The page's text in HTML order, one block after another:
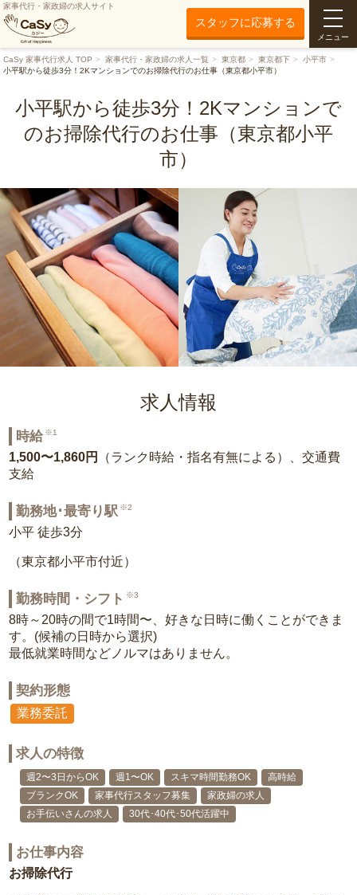
家事代行・家政婦の求人サイト
スタッフに応募する
メニュー
CaSy 家事代行求人 TOP 家事代行・家政婦の求人一覧 東京都 東京都下
小平市
小平駅から徒歩3分！2Kマンションでのお掃除代行のお仕事（東京都小平市）
小平駅から徒歩3分！2Kマンションで
のお掃除代行のお仕事（東京都小平
市）
求人情報
時給 ※1
1,500〜1,860円
（ランク時給・指名有無による）、交通費
支給
勤務地･最寄り駅 ※2
小平 徒歩3分
（東京都小平市付近）
勤務時間・シフト ※3
8時～20時の間で1時間〜、好きな日時に働くことができま
す。(候補の日時から選択)
最低就業時間などノルマはありません。
契約形態
業務委託
求人の特徴
週2〜3日からOK 週1〜OK スキマ時間勤務OK
高時給
ブランクOK
家事代行スタッフ募集
家政婦の求人
お手伝いさんの求人
30代･40代･50代活躍中
お仕事内容
お掃除代行